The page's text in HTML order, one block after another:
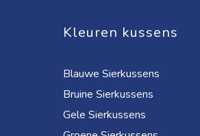
Kleuren kussens
Blauwe Sierkussens
Bruine Sierkussens
Gele Sierkussens